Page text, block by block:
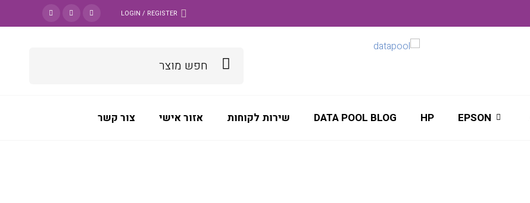
LOGIN / REGISTER
EPSON
HP
DATA POOL BLOG שירות לקוחות אזור אישי צור קשר